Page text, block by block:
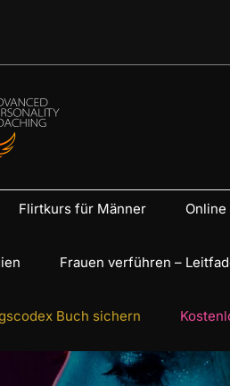
Flirtkurs für Männer
Frauen verführen –
Buch sichern